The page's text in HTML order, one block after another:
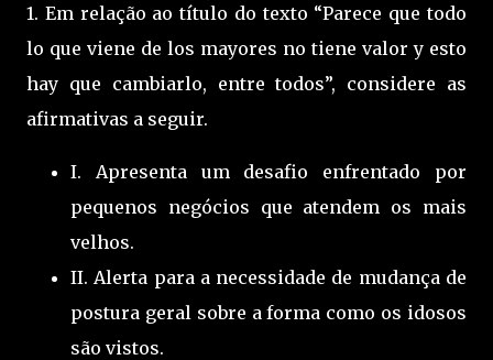
1. Em relação ao título do texto “Parece que todo
lo que viene de los mayores no tiene valor y esto
hay que cambiarlo, entre todos”, considere as
afirmativas a seguir.
I. Apresenta um desafio enfrentado por
pequenos negócios que atendem os mais
velhos.
II. Alerta para a necessidade de mudança de
postura geral sobre a forma como os idosos
são vistos.